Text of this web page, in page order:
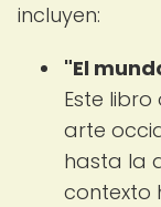
incluyen:
"El
Este
arte
hasta la
contexto